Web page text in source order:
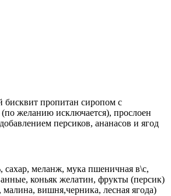
пропитан сиропом с
(по желанию исключается), прослоен
персиков, ананасов и ягод
сахар, меланж, мука пшеничная в\с,
коньяк желатин, фрукты (персик)
вишня,черника, лесная ягода)